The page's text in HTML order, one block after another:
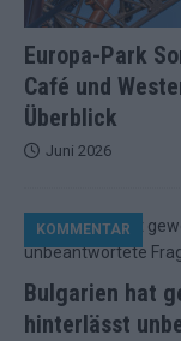
Europa-Park
Café und
Überblick
Juni 2026
Bulgarien hat
hinterlässt
KOMMENTAR